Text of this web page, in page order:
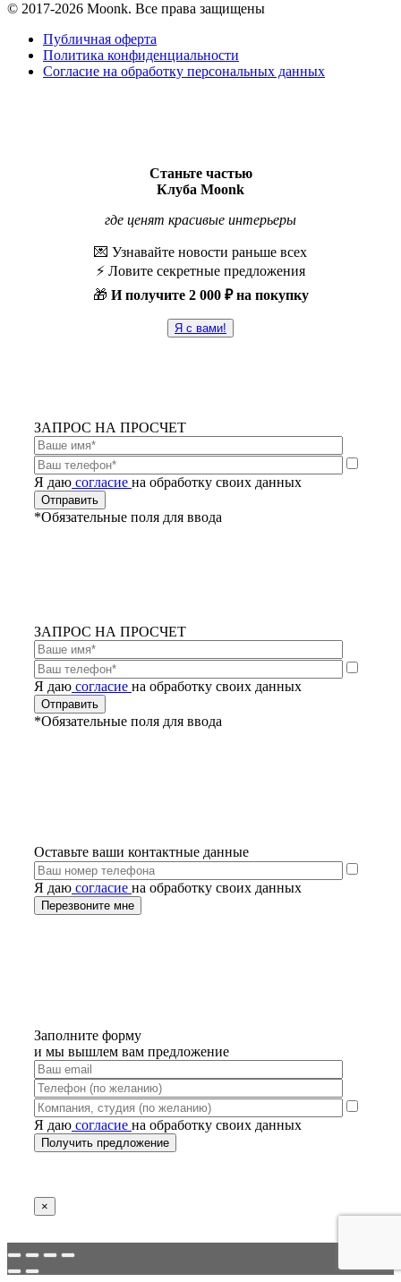
© 2017-2026 Moonk. Все права защищены
Публичная оферта
Политика конфиденциальности
Согласие на обработку персональных данных
Станьте частью
Клуба Moonk
где ценят красивые интерьеры
💌 Узнавайте новости раньше всех
⚡️ Ловите секретные предложения
🎁 И получите 2 000 ₽ на покупку
Я с вами!
ЗАПРОС НА ПРОСЧЕТ
Я даю согласие на обработку своих данных
*Обязательные поля для ввода
ЗАПРОС НА ПРОСЧЕТ
Я даю согласие на обработку своих данных
*Обязательные поля для ввода
Оставьте ваши контактные данные
Я даю согласие на обработку своих данных
Заполните форму
и мы вышлем вам предложение
Я даю согласие на обработку своих данных
×